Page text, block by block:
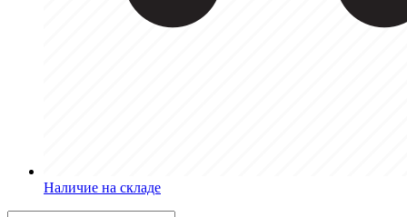
Наличие на складе